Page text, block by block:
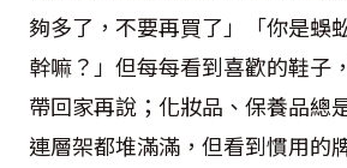
夠多了，不要再買了」「你是蜈
幹嘛？」但每每看到喜歡的鞋子
帶回家再說；化妝品、保養品總
連層架都堆滿滿，但看到慣用的